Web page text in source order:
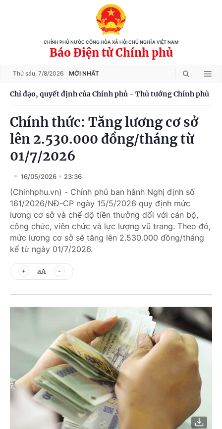
CHÍNH PHỦ NƯỚC CỘNG HÒA XÃ HỘI CHỦ NGHĨA VIỆT NAM
Báo Điện tử Chính phủ
Thứ sáu, 7/8/2026 MỚI NHẤT
Chỉ đạo, quyết định của Chính phủ - Thủ tướng Chính phủ
Chính thức: Tăng lương cơ sở
lên 2.530.000 đồng/tháng từ
01/7/2026
16/05/2026 23:36
(Chinhphu.vn) - Chính phủ ban hành Nghị định số
161/2026/NĐ-CP ngày 15/5/2026 quy định mức
lương cơ sở và chế độ tiền thưởng đối với cán bộ,
công chức, viên chức và lực lượng vũ trang. Theo đó,
mức lương cơ sở sẽ tăng lên 2.530.000 đồng/tháng
kể từ ngày 01/7/2026.
aA